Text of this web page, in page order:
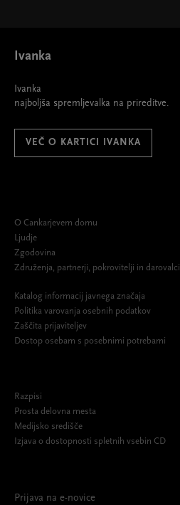
Ivanka
Ivanka
najboljša spremljevalka na prireditve.
VEČ O KARTICI IVANKA
O Cankarjevem domu
Ljudje
Zgodovina
Združenja, partnerji, pokrovitelji in darovalci
Katalog informacij javnega značaja
Politika varovanja osebnih podatkov
Zaščita prijaviteljev
Dostop osebam s posebnimi potrebami
Razpisi
Prosta delovna mesta
Medijsko središče
Izjava o dostopnosti spletnih vsebin CD
Prijava na e-novice